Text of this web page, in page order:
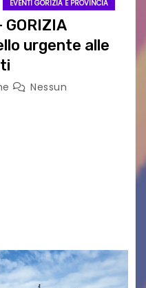
EVENTI GORIZIA E PROVINCIA
GORIZIA
urgente alle
Nessun